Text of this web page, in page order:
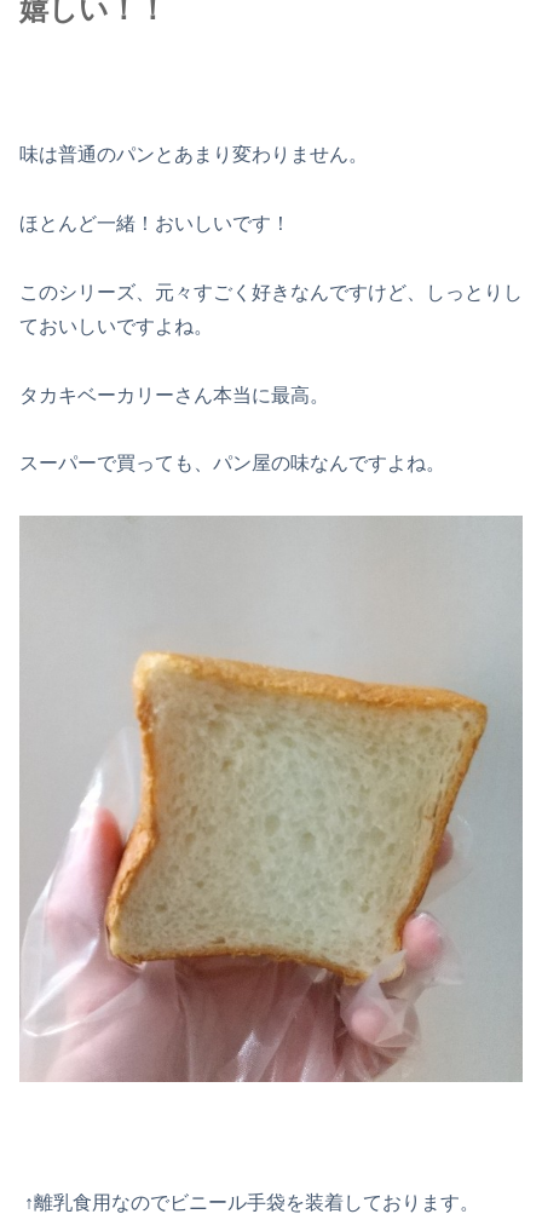
嬉しい！！
味は普通のパンとあまり変わりません。
ほとんど一緒！おいしいです！
このシリーズ、元々すごく好きなんですけど、しっとりし
ておいしいですよね。
タカキベーカリーさん本当に最高。
スーパーで買っても、パン屋の味なんですよね。
↑離乳食用なのでビニール手袋を装着しております。